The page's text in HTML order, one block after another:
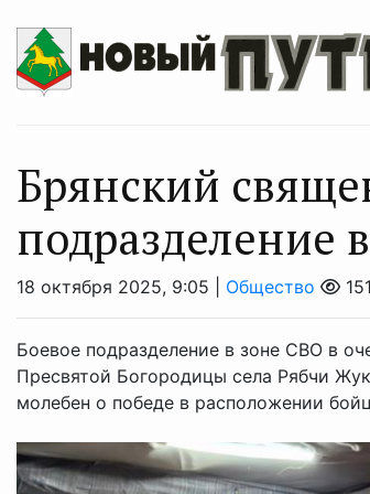
Брянский
подразделение
18 октября 2025, 9:05 | Общество 151
Боевое подразделение в зоне СВО в
Пресвятой Богородицы села Рябчи
молебен о победе в расположении